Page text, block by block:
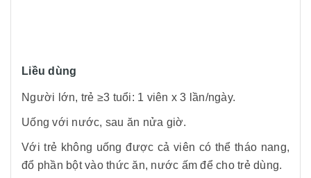
Liều dùng
Người lớn, trẻ ≥3 tuổi: 1 viên x 3 lần/ngày.
Uống với nước, sau ăn nửa giờ.
Với trẻ không uống được cả viên có thể tháo nang,
đổ phần bột vào thức ăn, nước ấm để cho trẻ dùng.